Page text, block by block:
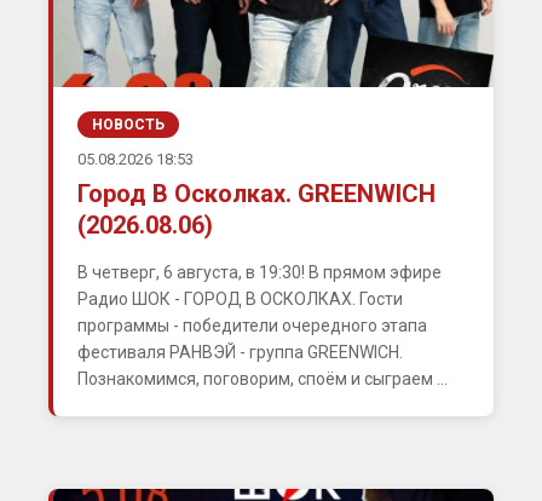
НОВОСТЬ
05.08.2026 18:53
Город В Осколках. GREENWICH
(2026.08.06)
В четверг, 6 августа, в 19:30! В прямом эфире
Радио ШОК - ГОРОД В ОСКОЛКАХ. Гости
программы - победители очередного этапа
фестиваля РАНВЭЙ - группа GREENWICH.
Познакомимся, поговорим, споём и сыграем ...